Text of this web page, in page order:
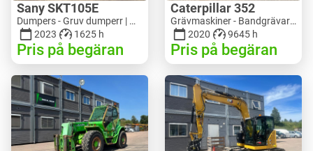
Sany SKT105E
Dumpers - Gruv dumperr | M741-2838 | 25143
2023
1625 h
Pris på begäran
Caterpillar 352
Grävmaskiner - Bandgrävare | M728-6217 | RGTRNL26-10341
2020
9645 h
Pris på begäran